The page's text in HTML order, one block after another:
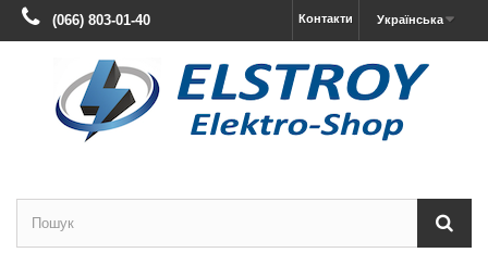
Українська
Контакти
(066) 803-01-40